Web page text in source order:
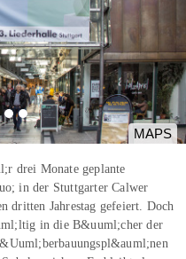
MAPS
drei Monate geplante
in der Stuttgarter Calwer
dritten Jahrestag gefeiert. Doch
in die B&uuml;cher der